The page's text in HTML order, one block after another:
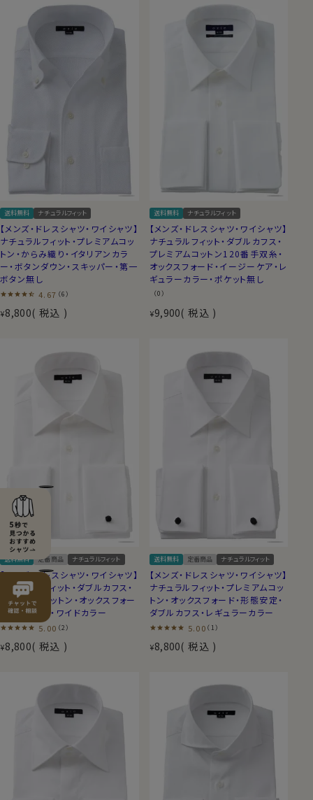
送料無料 ナチュラルフィット
【メンズ・ドレスシャツ・ワイシャツ】
ナチュラルフィット・プレミアムコッ
トン・からみ織り・イタリアンカラ
ー・ボタンダウン・スキッパー・第一
ボタン無し
4.67 （6）
¥8,800 税込
送料無料 ナチュラルフィット
【メンズ・ドレスシャツ・ワイシャツ】
ナチュラルフィット・ダブルカフス・
プレミアムコットン120番手双糸・
オックスフォード・イージーケア・レ
ギュラーカラー・ポケット無し
（0）
¥9,900 税込
送料無料 定番商品 ナチュラルフィット
【メンズ・ドレスシャツ・ワイシャツ】
ナチュラルフィット・ダブルカフス・
プレミアムコットン・オックスフォー
ド・形態安定・ワイドカラー
5.00 （2）
¥8,800 税込
送料無料 定番商品 ナチュラルフィット
【メンズ・ドレスシャツ・ワイシャツ】
ナチュラルフィット・プレミアムコッ
トン・オックスフォード・形態安定・
ダブルカフス・レギュラーカラー
5.00 （1）
¥8,800 税込